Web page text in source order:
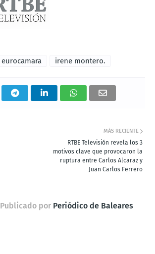
eurocamara irene montero.
MÁS RECIENTE
RTBE Televisión revela los 3
motivos clave que provocaron la
ruptura entre Carlos Alcaraz y
Juan Carlos Ferrero
Publicado por Periódico de Baleares